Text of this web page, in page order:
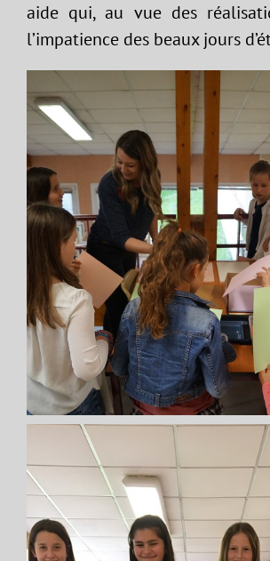
aide qui, au vue des
l’impatience des beaux jours